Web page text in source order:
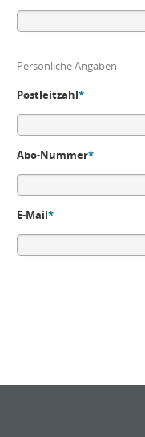
Persönliche Angaben
Postleitzahl*
Abo-Nummer*
E-Mail*